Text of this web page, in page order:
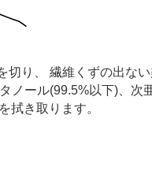
切り、 繊維くずの出ない
ノール(99.5%以下)、次
拭き取ります。